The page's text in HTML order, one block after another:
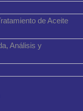
de Aceite
Análisis y